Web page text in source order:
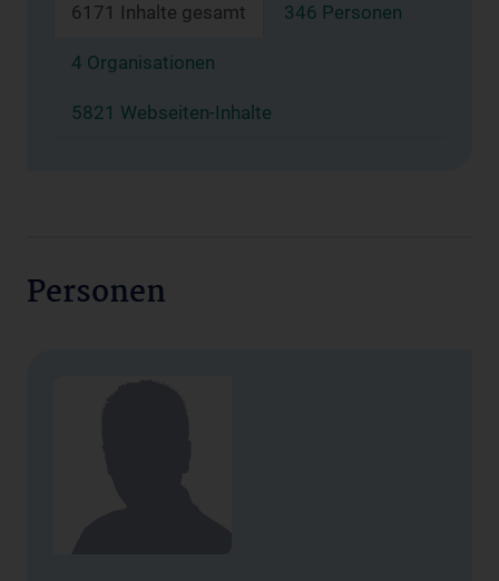
6171 Inhalte gesamt 346 Personen
4 Organisationen
5821 Webseiten-Inhalte
Personen